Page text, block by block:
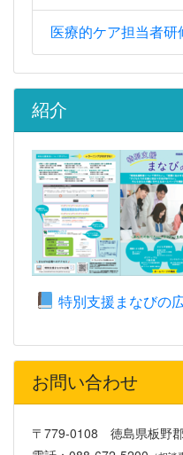
医療的ケア担当者研
紹介
特別支援まなびの
お問い合わせ
〒779-0108 徳島県板野